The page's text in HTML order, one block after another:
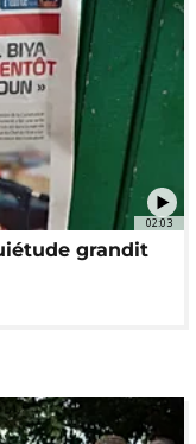
02:03
grandit